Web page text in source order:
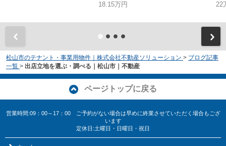
18.15万円
22
松山市のテナント・事業用物件｜株式会社不動産ソリューション > ブログ記事
一覧 > 出店立地を選ぶ・調べる｜松山市｜不動産
ページトップに戻る
営業時間:09：00～17：00 ご予約がない場合は早めに終業させていただく場合もござ
います
定休日:土曜日・日曜日・祝日